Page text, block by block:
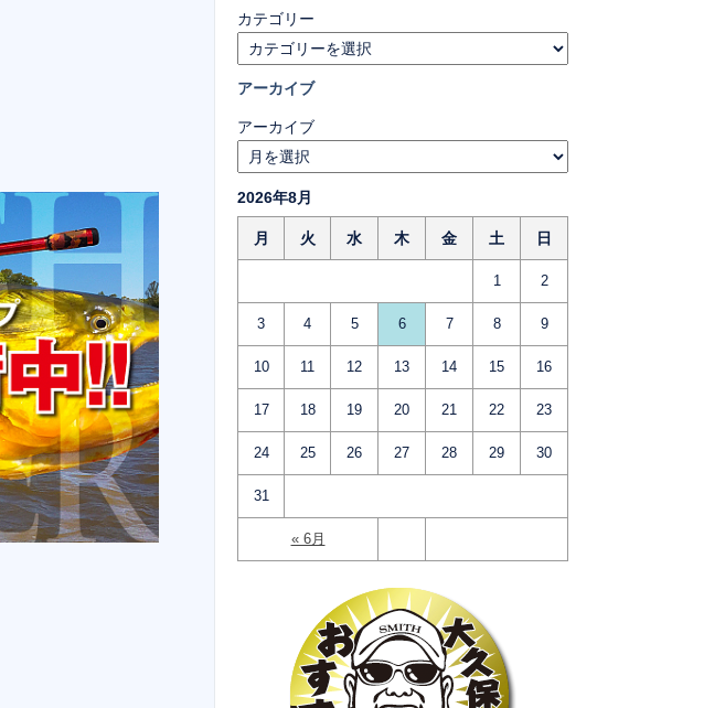
カテゴリー
アーカイブ
アーカイブ
2026年8月
月 火 水 木 金 土 日
« 6月
1 2
3 4 5 6 7 8 9
10 11 12 13 14 15 16
17 18 19 20 21 22 23
24 25 26 27 28 29 30
31